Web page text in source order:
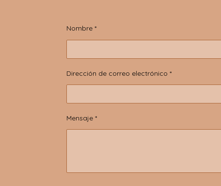
Nombre *
Dirección de correo electrónico *
Mensaje *